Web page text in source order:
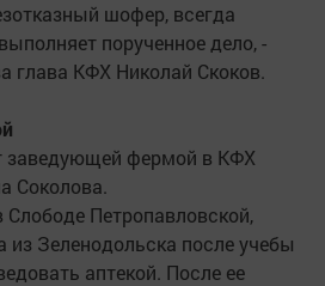
шофер, всегда
порученное дело, -
глава КФХ Николай Скоков.
заведующей фермой в КФХ
Соколова.
Петропавловской,
из Зеленодольска после учебы
аптекой. После ее